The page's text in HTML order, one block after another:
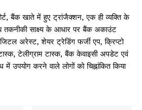
बैंक खाते में हुए ट्रांजैक्शन, एक ही व्यक्ति के
साक्ष्य के आधार पर बैंक अकाउंट
अरेस्ट, शेयर ट्रेडिंग फर्जी एप, क्रिप्टो
टेलीग्राम टास्क, बैंक केवाइसी अपडेट एवं
उपयोग करने वाले लोगों को चिह्नांकित किया